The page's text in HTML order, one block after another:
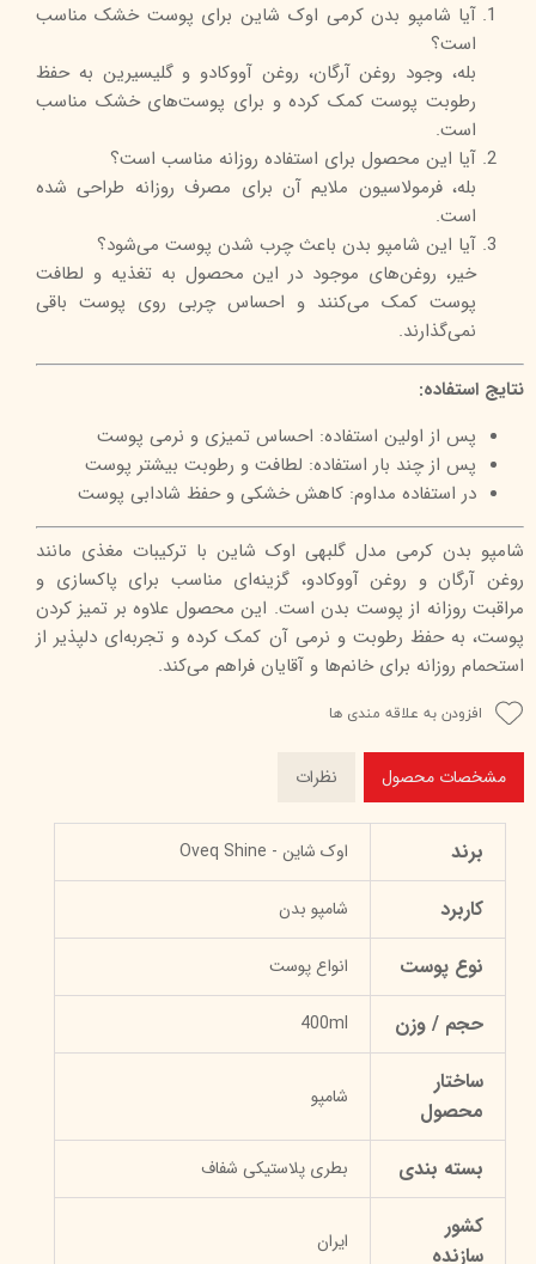
آیا شامپو بدن کرمی اوک شاین برای پوست خشک مناسب
است؟
بله، وجود روغن آرگان، روغن آووکادو و گلیسیرین به حفظ
رطوبت پوست کمک کرده و برای پوست‌های خشک مناسب
است.
آیا این محصول برای استفاده روزانه مناسب است؟
بله، فرمولاسیون ملایم آن برای مصرف روزانه طراحی شده
است.
آیا این شامپو بدن باعث چرب شدن پوست می‌شود؟
خیر، روغن‌های موجود در این محصول به تغذیه و لطافت
پوست کمک می‌کنند و احساس چربی روی پوست باقی
نمی‌گذارند.
نتایج استفاده:
پس از اولین استفاده: احساس تمیزی و نرمی پوست
پس از چند بار استفاده: لطافت و رطوبت بیشتر پوست
در استفاده مداوم: کاهش خشکی و حفظ شادابی پوست
شامپو بدن کرمی مدل گلبهی اوک شاین با ترکیبات مغذی مانند
روغن آرگان و روغن آووکادو، گزینه‌ای مناسب برای پاکسازی و
مراقبت روزانه از پوست بدن است. این محصول علاوه بر تمیز کردن
پوست، به حفظ رطوبت و نرمی آن کمک کرده و تجربه‌ای دلپذیر از
استحمام روزانه برای خانم‌ها و آقایان فراهم می‌کند.
افزودن به علاقه مندی ها
مشخصات محصول نظرات
برند اوک‌ شاین - Oveq Shine
کاربرد شامپو بدن
نوع پوست انواع پوست
حجم / وزن 400ml
ساختار
محصول
شامپو
بسته بندی بطری پلاستیکی شفاف
کشور
سازنده
ایران